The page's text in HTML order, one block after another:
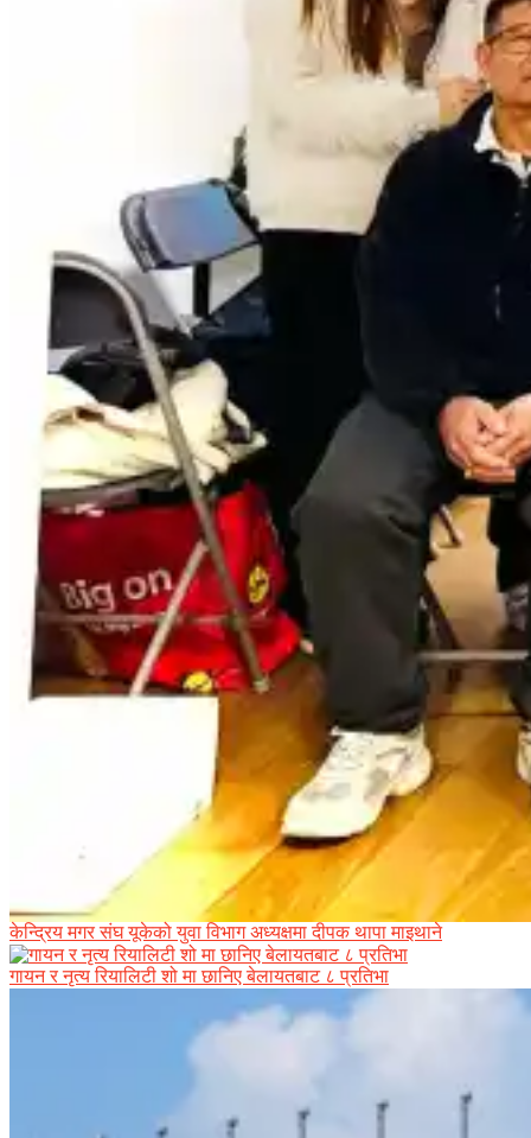
केन्द्रिय मगर संघ यूकेको युवा विभाग अध्यक्षमा दीपक थापा माइथाने
गायन र नृत्य रियालिटी शो मा छानिए बेलायतबाट ८ प्रतिभा